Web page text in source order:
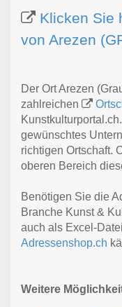
Klicken Sie
von Arezen
Der Ort Arezen
zahlreichen
gewünschtes
richtigen Ortschaft.
oberen Bereich
Benötigen Sie die
Branche Kunst &
auch als Excel-
Adressenshop.ch
Weitere